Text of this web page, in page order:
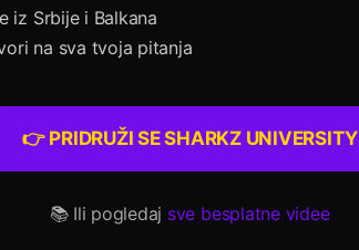
iz Srbije i Balkana
na sva tvoja pitanja
👉 PRIDRUŽI SE SHARKZ UNIVERSITY
📚 Ili pogledaj sve besplatne videe